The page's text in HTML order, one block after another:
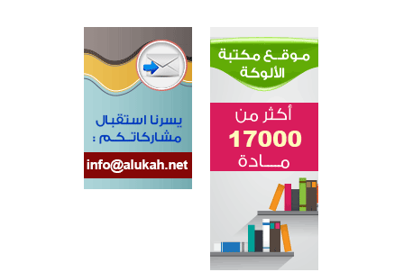
أكبر مشروع إسلامي في ريف أستراليا يفتتح أبوابه بعد سنوات من العمل والعطاء